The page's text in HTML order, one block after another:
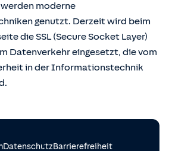
moderne
genutzt. Derzeit wird beim
die SSL (Secure Socket Layer)
Datenverkehr eingesetzt, die vom
in der Informationstechnik
DatenschutzBarrierefreiheit